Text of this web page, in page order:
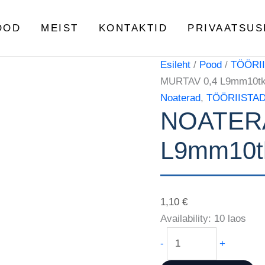
MEIST KONTAKTID
Esileht / Pood /
MURTAV 0,4
Noaterad,
1,10€
Availability: 10 laos
-
MURTAV
+